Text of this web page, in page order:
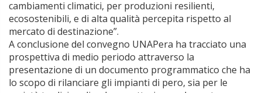
cambiamenti climatici, per produzioni resilienti,
ecosostenibili, e di alta qualità percepita rispetto al
mercato di destinazione”.
A conclusione del convegno UNAPera ha tracciato una
prospettiva di medio periodo attraverso la
presentazione di un documento programmatico che ha
lo scopo di rilanciare gli impianti di pero, sia per le